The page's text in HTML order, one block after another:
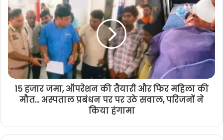
15 हजार जमा, ऑपरेशन की तैयारी और फिर महिला की
मौत... अस्पताल प्रबंधन पर पर उठे सवाल, परिजनों ने
किया हंगामा